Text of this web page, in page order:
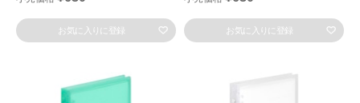
お気に入りに登録 お気に入りに登録